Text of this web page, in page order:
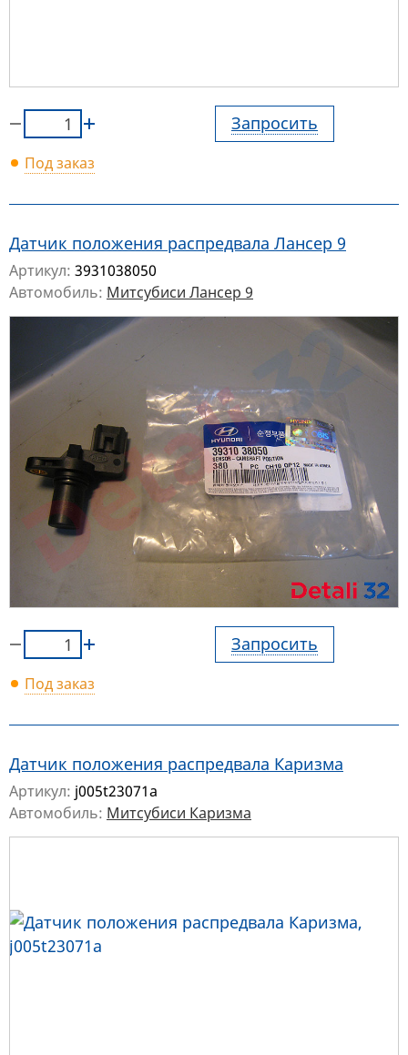
Запросить
Под заказ
Датчик положения распредвала Лансер 9
Артикул: 3931038050
Автомобиль: Митсубиси Лансер 9
Запросить
Под заказ
Датчик положения распредвала Каризма
Артикул: j005t23071a
Автомобиль: Митсубиси Каризма